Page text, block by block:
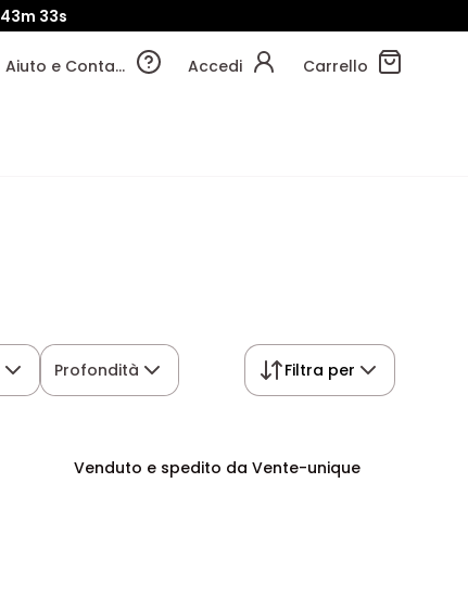
43m 32s
Aiuto e Contatti Accedi Carrello
Profondità Filtra per
Venduto e spedito da Vente-unique